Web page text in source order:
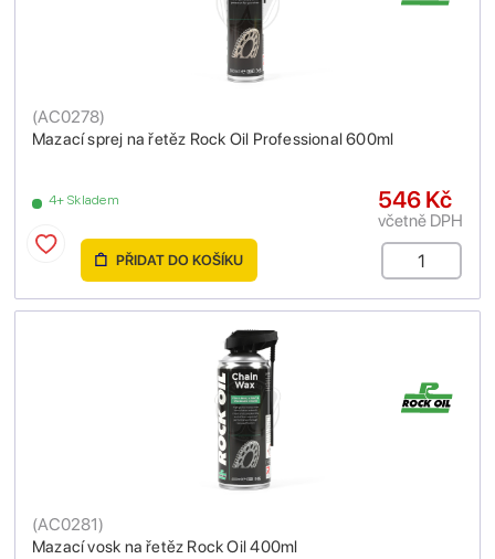
Mazací sprej na řetěz Rock Oil Professional 600ml
(AC0278)
4+ Skladem 546 Kč
včetně DPH
PŘIDAT DO KOŠÍKU
Mazací vosk na řetěz Rock Oil 400ml
(AC0281)